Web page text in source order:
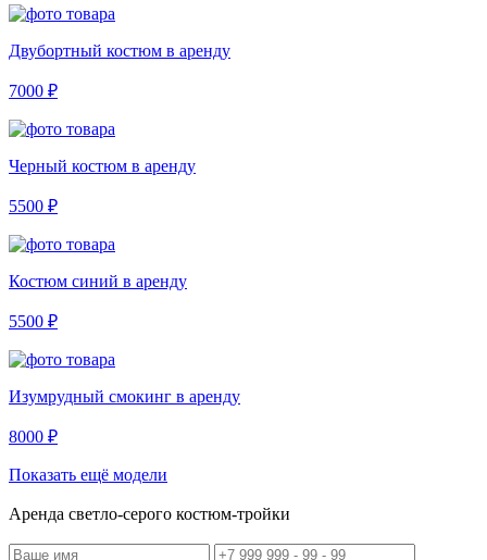
Двубортный костюм в аренду
7000 ₽
Черный костюм в аренду
5500 ₽
Костюм синий в аренду
5500 ₽
Изумрудный смокинг в аренду
8000 ₽
Показать ещё модели
Аренда светло-серого костюм-тройки